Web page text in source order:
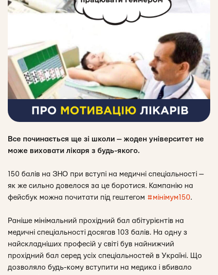
Все починається ще зі школи — жоден університет не
може виховати лікаря з будь-якого.
150 балів на ЗНО при вступі на медичні спеціальності —
як же сильно довелося за це боротися. Кампанію на
фейсбук можна почитати під гештегом #мінімум150.
Раніше мінімальний прохідний бал абітурієнтів на
медичні спеціальності досягав 103 балів. На одну з
найскладніших професій у світі був найнижчий
прохідний бал серед усіх спеціальностей в Україні. Що
дозволяло будь-кому вступити на медика і вбивало